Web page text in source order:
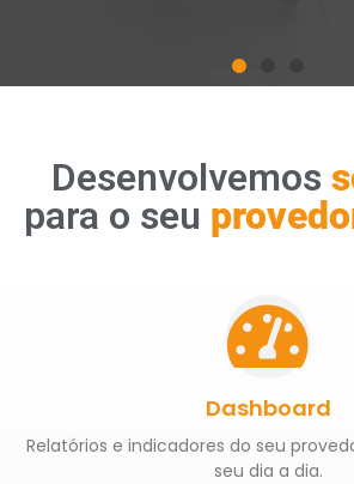
Desenvolvemos
para o seu
Dashboard
Relatórios e indicadores do seu
seu dia a dia.